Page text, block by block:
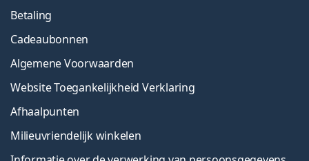
Betaling
Cadeaubonnen
Algemene Voorwaarden
Website Toegankelijkheid Verklaring
Afhaalpunten
Milieuvriendelijk winkelen